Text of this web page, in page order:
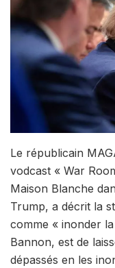
Le républicain
vodcast « War
Maison Blanche
Trump, a décrit la
comme « inonder
Bannon, est de
dépassés en les